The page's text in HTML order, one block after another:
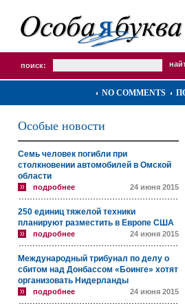
поиск:
NO COMMENTS
Особые новости
Семь человек погибли при
столкновении автомобилей в Омской
области
подробнее 24 июня 2015
250 единиц тяжелой техники
планируют разместить в Европе США
подробнее 24 июня 2015
Международный трибунал по делу о
сбитом над Донбассом «Боинге» хотят
организовать Нидерланды
подробнее 24 июня 2015